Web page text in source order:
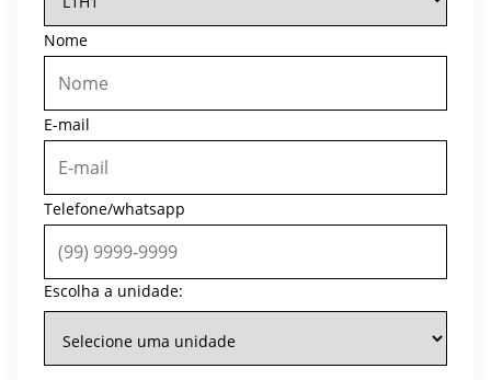
Nome
E-mail
Telefone/whatsapp
Escolha a unidade: